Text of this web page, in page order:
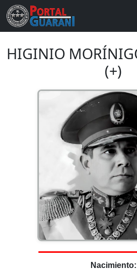
HIGINIO
(+)
Nacimiento: